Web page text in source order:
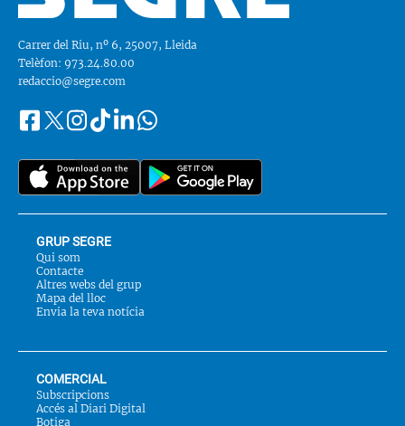
Carrer del Riu, nº 6, 25007, Lleida
Telèfon: 973.24.80.00
redaccio@segre.com
Segueix-
a::
FacebookInstagram
TiktokLinkedinWhatsapp
GRUP SEGRE
Qui som
Contacte
Altres webs del grup
Mapa del lloc
Envia la teva notícia
COMERCIAL
Subscripcions
Accés al Diari Digital
Botiga